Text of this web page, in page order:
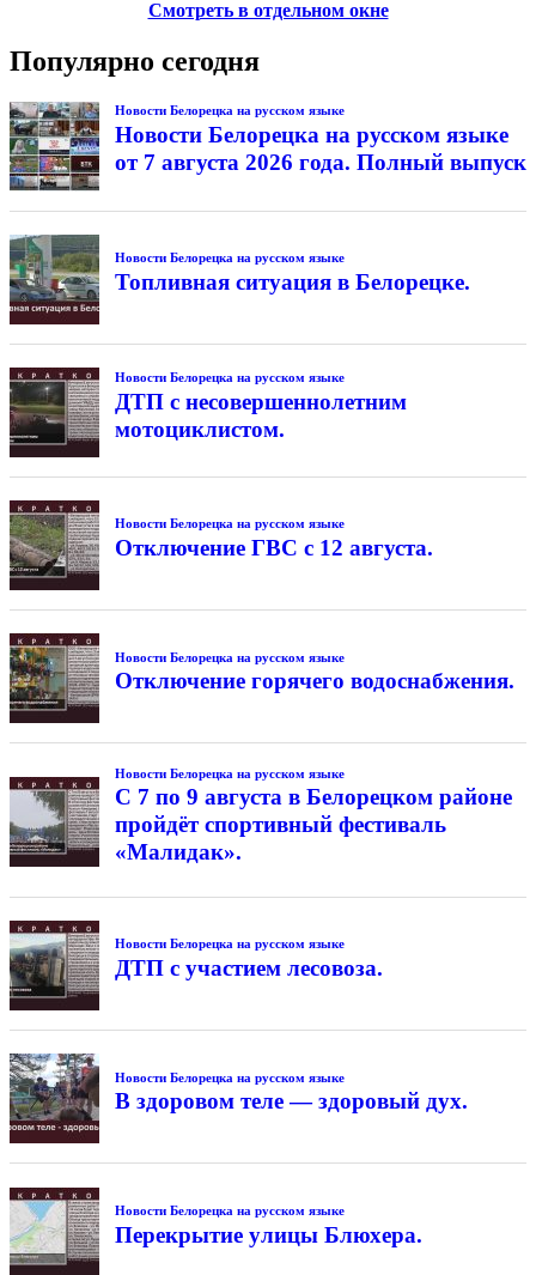
Смотреть в отдельном окне
Популярно сегодня
Новости Белорецка на русском языке
Новости Белорецка на русском языке
от 7 августа 2026 года. Полный выпуск
Новости Белорецка на русском языке
Топливная ситуация в Белорецке.
Новости Белорецка на русском языке
ДТП с несовершеннолетним
мотоциклистом.
Новости Белорецка на русском языке
Отключение ГВС с 12 августа.
Новости Белорецка на русском языке
Отключение горячего водоснабжения.
Новости Белорецка на русском языке
С 7 по 9 августа в Белорецком районе
пройдёт спортивный фестиваль
«Малидак».
Новости Белорецка на русском языке
ДТП с участием лесовоза.
Новости Белорецка на русском языке
В здоровом теле — здоровый дух.
Новости Белорецка на русском языке
Перекрытие улицы Блюхера.